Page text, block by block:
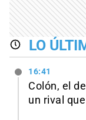
LO
16:41
Colón, el
un rival